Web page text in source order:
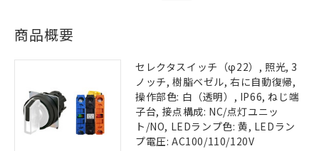
商品概要
セレクタスイッチ（φ22）, 照光, 3
ノッチ, 樹脂ベゼル, 右に自動復帰,
操作部色: 白（透明）, IP66, ねじ端
子台, 接点構成: NC/点灯ユニッ
ト/NO, LEDランプ色: 黄, LEDラン
プ電圧: AC100/110/120V